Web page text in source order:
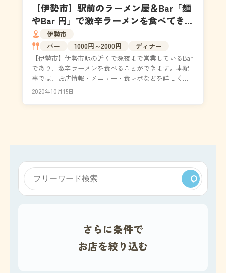
【伊勢市】駅前のラーメン屋＆Bar「麺
やBar 円」で激辛ラーメンを食べてき
た！｜メニュー・食レポ
伊勢市
バー
1000円～2000円
ディナー
【伊勢市】伊勢市駅の近くで深夜まで営業しているBar
であり、激辛ラーメンを食べることができます。本記
事では、お店情報・メニュー・食レポなどを詳しく掲
載。名物は炎、極、優と３段階ある激辛担々麵。辛い
2020年10月15日
さらに条件で
お店を絞り込む